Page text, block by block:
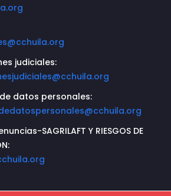
judiciales:
datos personales:
SAGRILAFT Y RIESGOS DE